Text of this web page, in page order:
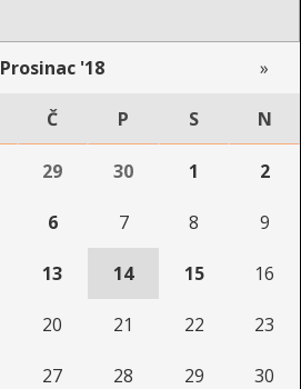
Prosinac '18 »
Č P S N
29 30 1 2
6 7 8 9
13 14 15 16
20 21 22 23
27 28 29 30